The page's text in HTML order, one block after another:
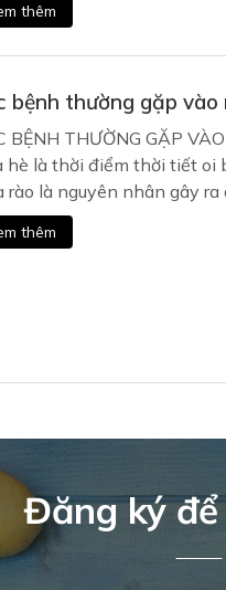
thêm
bệnh thường gặp
BỆNH THƯỜNG GẶP
hè là thời điểm thời tiết oi
rào là nguyên nhân gây ra
thêm
Đăng ký